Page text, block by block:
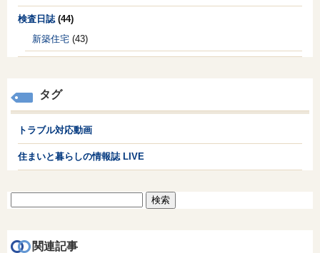
検査日誌 (44)
新築住宅 (43)
タグ
トラブル対応動画
住まいと暮らしの情報誌 LIVE
関連記事